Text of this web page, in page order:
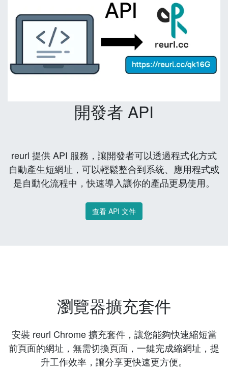
開發者 API
reurl 提供 API 服務，讓開發者可以透過程式化方式
自動產生短網址，可以輕鬆整合到系統、應用程式或
是自動化流程中，快速導入讓你的產品更易使用。
查看 API 文件
瀏覽器擴充套件
安裝 reurl Chrome 擴充套件，讓您能夠快速縮短當
前頁面的網址，無需切換頁面，一鍵完成縮網址，提
升工作效率，讓分享更快速更方便。